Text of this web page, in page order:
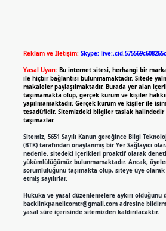
Reklam ve İletişim: Skype:
Yasal Uyarı: Bu internet sitesi, herhangi bir
ile hiçbir bağlantısı bulunmamaktadır. Sitede
makaleler paylaşılmaktadır. Burada yer alan
taşımamakta olup, gerçek kurum ve kişiler
yapılmamaktadır. Gerçek kurum ve kişiler ile
tesadüfidir. Sitemizdeki bilgiler taslak
taşımazlar.
Sitemiz, 5651 Sayılı Kanun gereğince Bilgi
(BTK) tarafından onaylanmış bir Yer Sağlayıcı
nedenle, sitedeki içerikleri proaktif olarak
yükümlülüğümüz bulunmamaktadır. Ancak,
sorumluluğunu taşımakta olup, siteye üye
etmiş sayılırlar.
Hukuka ve yasal düzenlemelere aykırı
backlinkpanelicomtr@gmail.comadresine
yasal süre içerisinde sitemizden kaldırılacaktır.